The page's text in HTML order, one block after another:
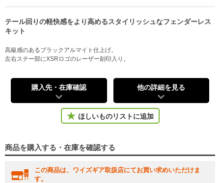
テール回りの軽快感をより高めるスタイリッシュなフェンダーレス
キット
高級感のあるブラックアルマイト仕上げ。
左右ステー部にXSRロゴのレーザー刻印入り。
購入先・在庫確認 他の詳細を見る
ほしいものリストに追加
商品を購入する・在庫を確認する
この商品は、ワイズギア取扱店にてお買い求めいただけま
す。